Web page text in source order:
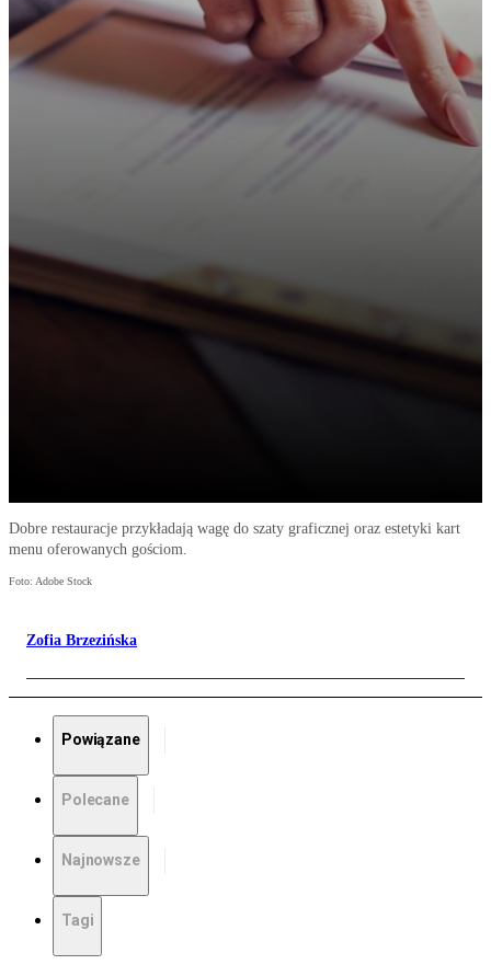
Dobre restauracje przykładają wagę do szaty graficznej oraz estetyki kart
menu oferowanych gościom.
Foto: Adobe Stock
Zofia Brzezińska
Powiązane
Polecane
Najnowsze
Tagi